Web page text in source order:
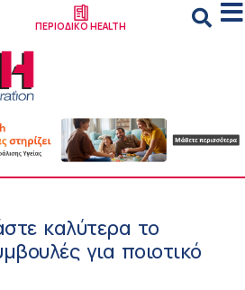
ΠΕΡΙΟΔΙΚΟ HEALTH
καλύτερα το
για ποιοτικό